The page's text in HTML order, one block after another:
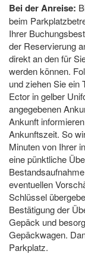
Bei der Anreise:
beim
Ihrer
der Reservierung
direkt an den für
werden können.
und ziehen Sie ein
Ector in gelber
angegebenen
Ankunft
Ankunftszeit. So
Minuten von Ihrer
eine pünktliche
eventuellen
Schlüssel
Bestätigung der
Gepäck und
Gepäckwagen.
Parkplatz.